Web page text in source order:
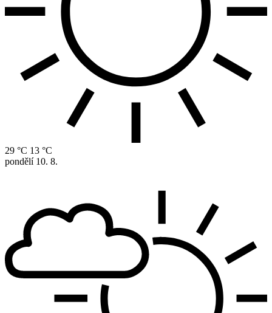
29 °C 13 °C
pondělí 10. 8.